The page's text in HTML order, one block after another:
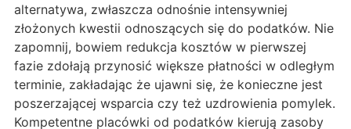
alternatywa, zwłaszcza odnośnie intensywniej
złożonych kwestii odnoszących się do podatków. Nie
zapomnij, bowiem redukcja kosztów w pierwszej
fazie zdołają przynosić większe płatności w odległym
terminie, zakładając że ujawni się, że konieczne jest
poszerzającej wsparcia czy też uzdrowienia pomylek.
Kompetentne placówki od podatków kierują zasoby